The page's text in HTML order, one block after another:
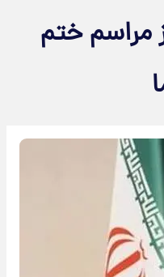
مراسم ختم